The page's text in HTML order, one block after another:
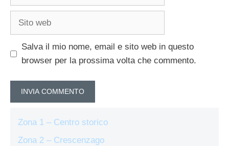
Sito
Salva il mio nome, email e sito web in questo
browser per la prossima volta che commento.
Zona 1 – Centro storico
Zona 2 – Crescenzago